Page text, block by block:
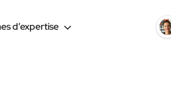
d’expertise